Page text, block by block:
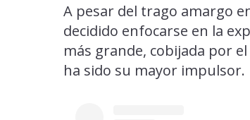
A pesar del trago amargo
decidido enfocarse en la
más grande, cobijada por
ha sido su mayor impulsor.